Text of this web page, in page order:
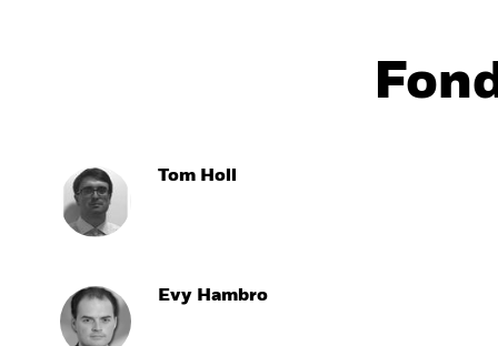
Tom Holl
Evy Hambro